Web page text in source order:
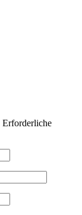
Erforderliche